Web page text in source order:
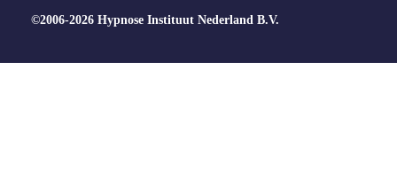
©2006-2026 Hypnose Instituut Nederland B.V.